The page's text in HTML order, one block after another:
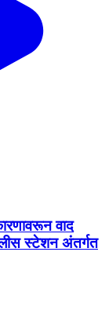
वाद
स्टेशन अंतर्गत